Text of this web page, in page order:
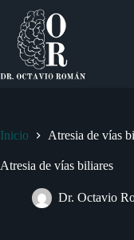
contenido
Inicio Atresia de vías
Atresia de vías biliares
Dr. Octavio